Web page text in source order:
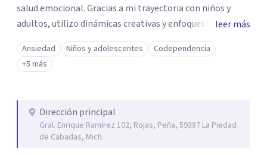
salud emocional. Gracias a mi trayectoria con niños y
adultos, utilizo dinámicas creativas y enfoques adaptados
a tus necesidades específicas. Estoy aquí para escucharte
y brindarte las herramientas necesarias para fortalecer
tu paz mental.
leer más
Ansiedad Niños y adolescentes
Codependencia
+5 más
Dirección principal
Gral. Enrique Ramírez 102, Rojas, Peña, 59387 La Piedad
de Cabadas, Mich.